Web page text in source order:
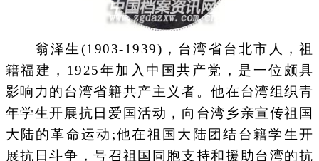
翁泽生(1903-1939)，台湾省台北市人，祖
籍福建，1925年加入中国共产党，是一位颇具
影响力的台湾省籍共产主义者。他在台湾组织青
年学生开展抗日爱国活动，向台湾乡亲宣传祖国
大陆的革命运动;他在祖国大陆团结台籍学生开
展抗日斗争，号召祖国同胞支持和援助台湾的抗